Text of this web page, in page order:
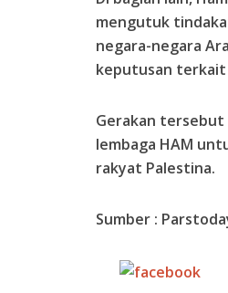
mengutuk
negara-negara
keputusan terkait
Gerakan tersebut
lembaga HAM
rakyat Palestina.
Sumber :